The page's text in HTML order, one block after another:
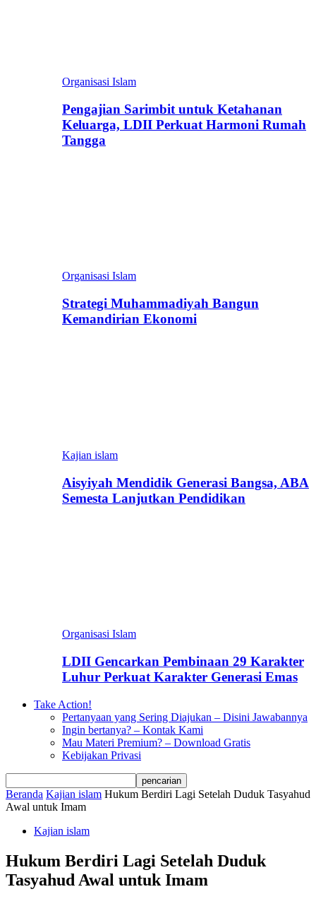
Organisasi Islam
Pengajian Sarimbit untuk Ketahanan
Keluarga, LDII Perkuat Harmoni Rumah
Tangga
Organisasi Islam
Strategi Muhammadiyah Bangun
Kemandirian Ekonomi
Kajian islam
Aisyiyah Mendidik Generasi Bangsa, ABA
Semesta Lanjutkan Pendidikan
Organisasi Islam
LDII Gencarkan Pembinaan 29 Karakter
Luhur Perkuat Karakter Generasi Emas
Take Action!
Pertanyaan yang Sering Diajukan – Disini Jawabannya
Ingin bertanya? – Kontak Kami
Mau Materi Premium? – Download Gratis
Kebijakan Privasi
Beranda Kajian islam Hukum Berdiri Lagi Setelah Duduk Tasyahud
Awal untuk Imam
Kajian islam
Hukum Berdiri Lagi Setelah Duduk
Tasyahud Awal untuk Imam